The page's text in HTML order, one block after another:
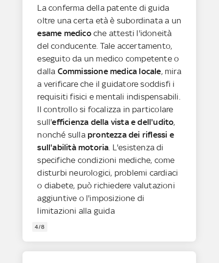
La conferma della patente di guida
oltre una certa età è subordinata a un
esame medicoche attesti l'idoneità
del conducente. Tale accertamento,
eseguito da un medico competente o
dalla Commissione medica locale, mira
a verificare che il guidatore soddisfi i
requisiti fisici e mentali indispensabili.
Il controllo si focalizza in particolare
sull'efficienza della vista e dell'udito,
nonché sulla prontezza dei riflessi e
sull'abilità motoria . L'esistenza di
specifiche condizioni mediche, come
disturbi neurologici, problemi cardiaci
o diabete, può richiedere valutazioni
aggiuntive o l'imposizione di
limitazioni alla guida
4/8